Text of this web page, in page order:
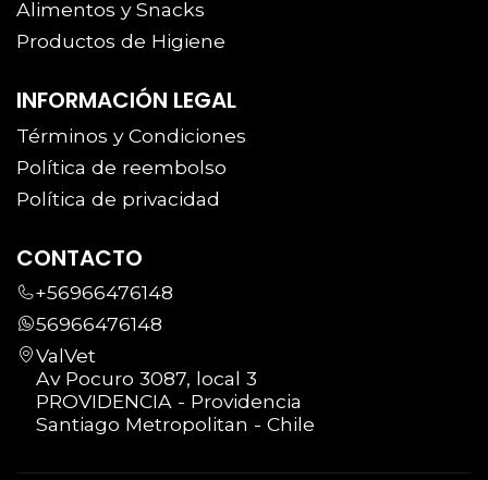
Alimentos y Snacks
Productos de Higiene
INFORMACIÓN LEGAL
Términos y Condiciones
Política de reembolso
Política de privacidad
CONTACTO
+56966476148
56966476148
ValVet
Av Pocuro 3087, local 3
PROVIDENCIA - Providencia
Santiago Metropolitan - Chile